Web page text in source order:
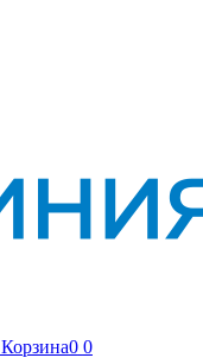
Корзина0 0